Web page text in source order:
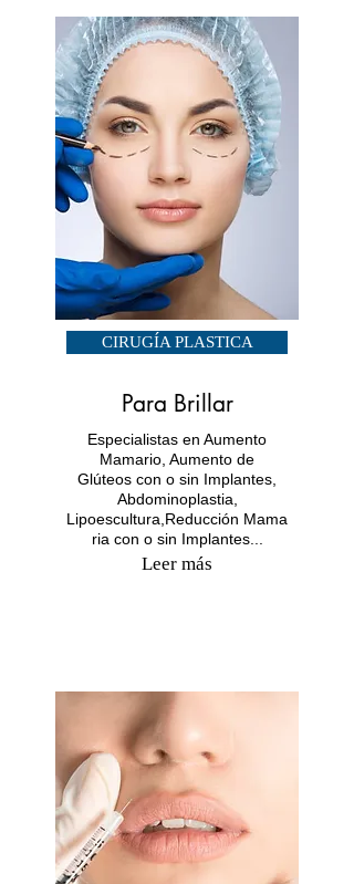
CIRUGÍA PLASTICA
Para Brillar
Especialistas en Aumento
Mamario, Aumento de
Glúteos con o sin Implantes,
Abdominoplastia,
Lipoescultura,Reducción Mama
ria con o sin Implantes...
Leer más